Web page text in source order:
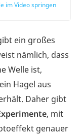
im Video springen
ein großes
nämlich, dass
Welle ist,
Hagel aus
Daher gibt
, mit
genauer